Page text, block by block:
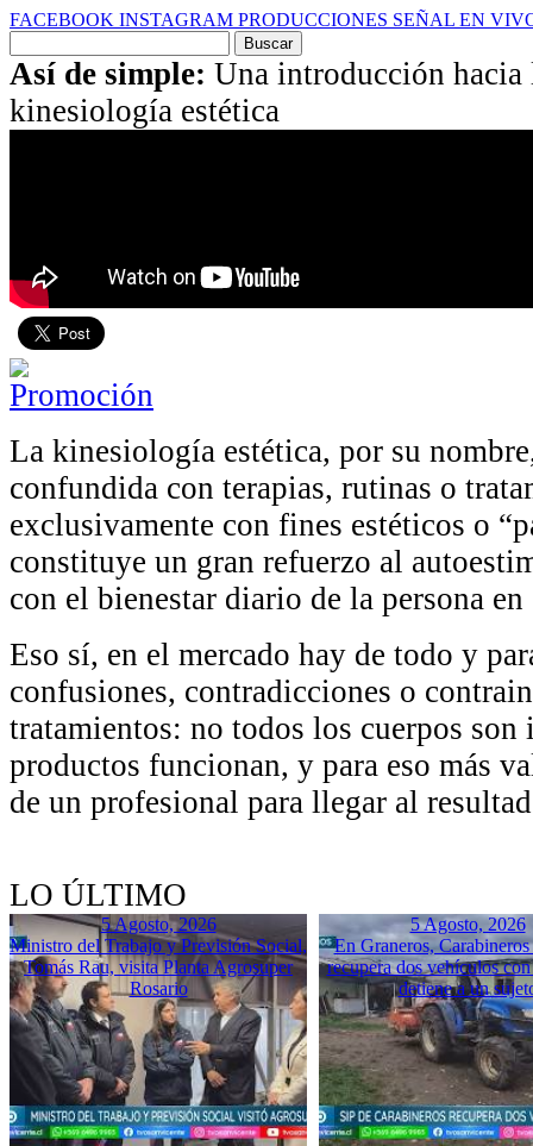
FACEBOOK INSTAGRAM PRODUCCIONES SEÑAL EN
por:
Así de simple: Una introducción
kinesiología estética
La kinesiología estética, por su
confundida con terapias, rutinas o
exclusivamente con fines estéticos o
constituye un gran refuerzo al
con el bienestar diario de la persona
Eso sí, en el mercado hay de todo y
confusiones, contradicciones o
tratamientos: no todos los cuerpos son
productos funcionan, y para eso más
de un profesional para llegar al
LO ÚLTIMO
5 Agosto, 2026
Ministro del Trabajo y Previsión Social,
Tomás Rau, visita Planta Agrosuper
Rosario
5 Agosto, 2026
En Graneros,
recupera dos vehículos
detiene a un